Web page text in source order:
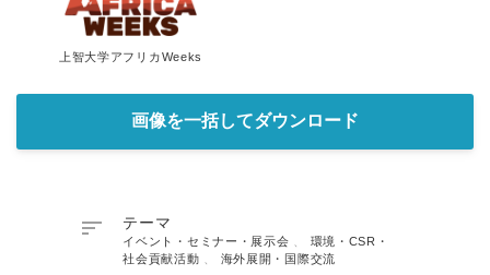
上智大学アフリカWeeks
画像を一括してダウンロード
 テーマ
イベント・セミナー・展示会
環境・CSR・
社会貢献活動
海外展開・国際交流